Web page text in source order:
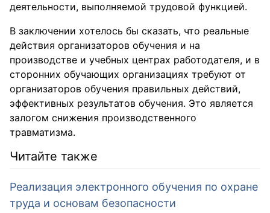
деятельности, выполняемой трудовой функцией.
В заключении хотелось бы сказать, что реальные
действия организаторов обучения и на
производстве и учебных центрах работодателя, и в
сторонних обучающих организациях требуют от
организаторов обучения правильных действий,
эффективных результатов обучения. Это является
залогом снижения производственного
травматизма.
Читайте также
Реализация электронного обучения по охране
труда и основам безопасности